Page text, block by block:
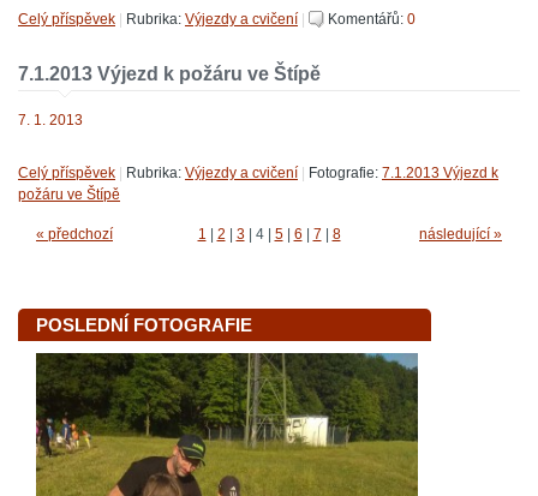
Celý příspěvek Rubrika: Výjezdy a cvičení Komentářů: 0
7.1.2013 Výjezd k požáru ve Štípě
7. 1. 2013
Celý příspěvek Rubrika: Výjezdy a cvičení Fotografie: 7.1.2013 Výjezd k
požáru ve Štípě
« předchozí 1 2 3 4 5 6 7 8 následující »
POSLEDNÍ FOTOGRAFIE